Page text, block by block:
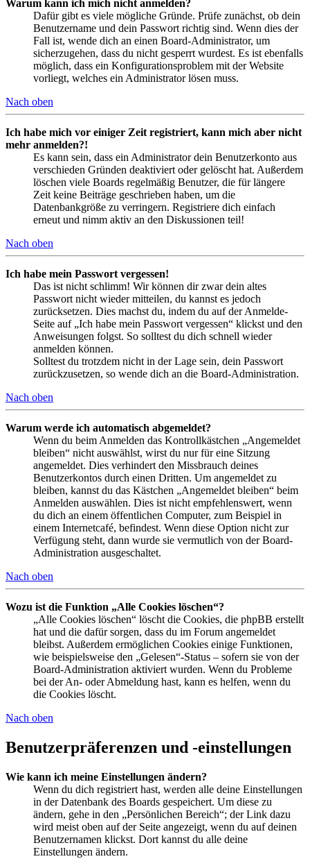
Warum kann ich mich nicht anmelden?
Dafür gibt es viele mögliche Gründe. Prüfe zunächst, ob dein
Benutzername und dein Passwort richtig sind. Wenn dies der
Fall ist, wende dich an einen Board-Administrator, um
sicherzugehen, dass du nicht gesperrt wurdest. Es ist ebenfalls
möglich, dass ein Konfigurationsproblem mit der Website
vorliegt, welches ein Administrator lösen muss.
Nach oben
Ich habe mich vor einiger Zeit registriert, kann mich aber nicht
mehr anmelden?!
Es kann sein, dass ein Administrator dein Benutzerkonto aus
verschieden Gründen deaktiviert oder gelöscht hat. Außerdem
löschen viele Boards regelmäßig Benutzer, die für längere
Zeit keine Beiträge geschrieben haben, um die
Datenbankgröße zu verringern. Registriere dich einfach
erneut und nimm aktiv an den Diskussionen teil!
Nach oben
Ich habe mein Passwort vergessen!
Das ist nicht schlimm! Wir können dir zwar dein altes
Passwort nicht wieder mitteilen, du kannst es jedoch
zurücksetzen. Dies machst du, indem du auf der Anmelde-
Seite auf „Ich habe mein Passwort vergessen“ klickst und den
Anweisungen folgst. So solltest du dich schnell wieder
anmelden können.
Solltest du trotzdem nicht in der Lage sein, dein Passwort
zurückzusetzen, so wende dich an die Board-Administration.
Nach oben
Warum werde ich automatisch abgemeldet?
Wenn du beim Anmelden das Kontrollkästchen „Angemeldet
bleiben“ nicht auswählst, wirst du nur für eine Sitzung
angemeldet. Dies verhindert den Missbrauch deines
Benutzerkontos durch einen Dritten. Um angemeldet zu
bleiben, kannst du das Kästchen „Angemeldet bleiben“ beim
Anmelden auswählen. Dies ist nicht empfehlenswert, wenn
du dich an einem öffentlichen Computer, zum Beispiel in
einem Internetcafé, befindest. Wenn diese Option nicht zur
Verfügung steht, dann wurde sie vermutlich von der Board-
Administration ausgeschaltet.
Nach oben
Wozu ist die Funktion „Alle Cookies löschen“?
„Alle Cookies löschen“ löscht die Cookies, die phpBB erstellt
hat und die dafür sorgen, dass du im Forum angemeldet
bleibst. Außerdem ermöglichen Cookies einige Funktionen,
wie beispielsweise den „Gelesen“-Status – sofern sie von der
Board-Administration aktiviert wurden. Wenn du Probleme
bei der An- oder Abmeldung hast, kann es helfen, wenn du
die Cookies löscht.
Nach oben
Benutzerpräferenzen und -einstellungen
Wie kann ich meine Einstellungen ändern?
Wenn du dich registriert hast, werden alle deine Einstellungen
in der Datenbank des Boards gespeichert. Um diese zu
ändern, gehe in den „Persönlichen Bereich“; der Link dazu
wird meist oben auf der Seite angezeigt, wenn du auf deinen
Benutzernamen klickst. Dort kannst du alle deine
Einstellungen ändern.